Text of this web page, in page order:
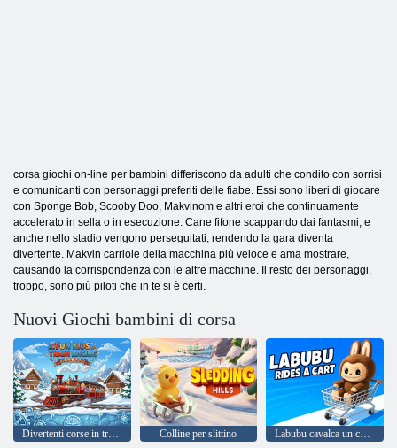
corsa giochi on-line per bambini differiscono da adulti che condito con sorrisi
e comunicanti con personaggi preferiti delle fiabe. Essi sono liberi di giocare
con Sponge Bob, Scooby Doo, Makvinom e altri eroi che continuamente
accelerato in sella o in esecuzione. Cane fifone scappando dai fantasmi, e
anche nello stadio vengono perseguitati, rendendo la gara diventa
divertente. Makvin carriole della macchina più veloce e ama mostrare,
causando la corrispondenza con le altre macchine. Il resto dei personaggi,
troppo, sono più piloti che in te si è certi.
Nuovi Giochi bambini di corsa
Divertenti corse in treno per bambini Colline per slittino Labubu cavalca un carro